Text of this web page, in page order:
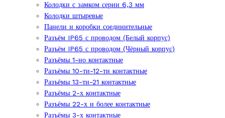
Колодки с замком серии 6,3 мм
Колодки штыревые
Панели и коробки соединительные
Разъём IP65 с проводом (Белый корпус)
Разъём IP65 с проводом (Чёрный корпус)
Разъёмы 1-но контактные
Разъёмы 10-ти-12-ти контактные
Разъёмы 13-ти-21 контактные
Разъёмы 2-х контактные
Разъёмы 22-х и более контактные
Разъёмы 3-х контактные